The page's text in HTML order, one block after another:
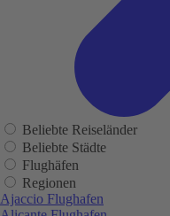
Beliebte Reiseländer
Beliebte Städte
Flughäfen
Regionen
Ajaccio Flughafen